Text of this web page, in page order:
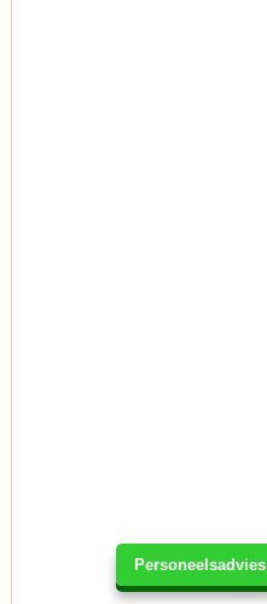
Personeelsadvies